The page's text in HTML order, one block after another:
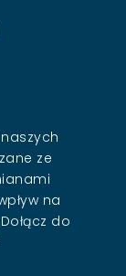
ze
na
do